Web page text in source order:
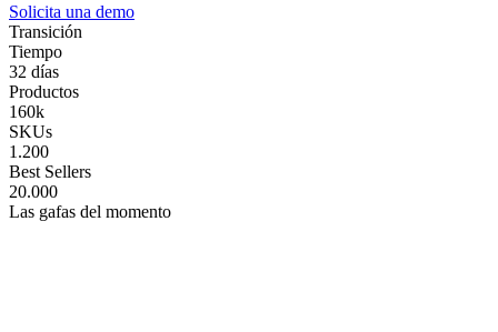
Solicita una demo
Transición
Tiempo
32 días
Productos
160k
SKUs
1.200
Best Sellers
20.000
Las gafas del momento